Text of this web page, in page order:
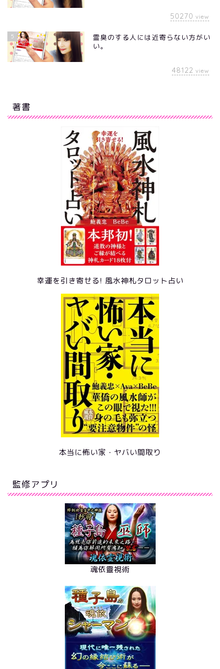
50270 view
5
霊臭のする人には近寄らない方がい
い。
48122 view
著書
幸運を引き寄せる! 風水神札タロット占い
本当に怖い家・ヤバい間取り
監修アプリ
魂依靈視術